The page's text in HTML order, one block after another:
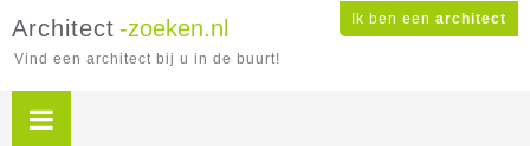
Ik ben een architect
Architect -zoeken.nl
Vind een architect bij u in de buurt!